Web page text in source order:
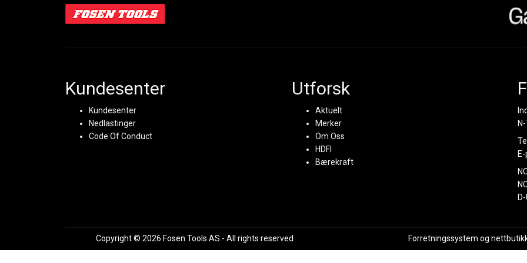
Kundesenter
Kundesenter
Nedlastinger
Code Of Conduct
Utforsk
Aktuelt
Merker
Om Oss
HDFI
Bærekraft
Copyright © 2026 Fosen Tools AS - All rights reserved Forretningssystem og